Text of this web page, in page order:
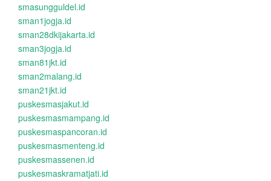
smasungguldel.id
sman1jogja.id
sman28dkijakarta.id
sman3jogja.id
sman81jkt.id
sman2malang.id
sman21jkt.id
puskesmasjakut.id
puskesmasmampang.id
puskesmaspancoran.id
puskesmasmenteng.id
puskesmassenen.id
puskesmaskramatjati.id